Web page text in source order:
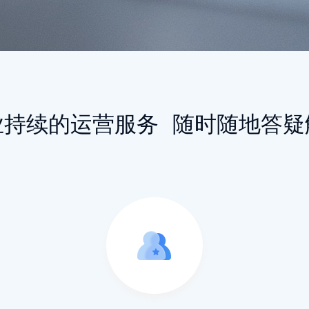
续的运营服务 随时随地答